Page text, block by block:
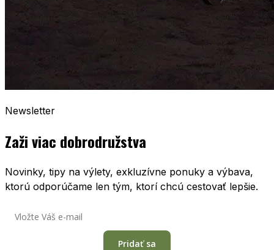
Newsletter
Zaži viac dobrodružstva
Novinky, tipy na výlety, exkluzívne ponuky a výbava,
ktorú odporúčame len tým, ktorí chcú cestovať lepšie.
Pridať sa